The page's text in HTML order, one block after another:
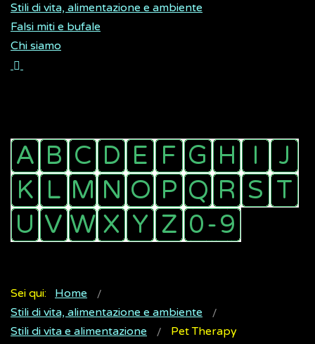
Stili di vita, alimentazione e ambiente
Falsi miti e bufale
Chi siamo
Sei qui:
Home
Stili di vita, alimentazione e ambiente
Stili di vita e alimentazione
Pet Therapy